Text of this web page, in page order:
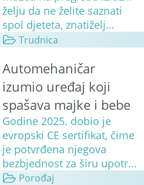
želju da ne želite saznati
spol djeteta, znatiželj...
Trudnica
Automehaničar
izumio uređaj koji
spašava majke i bebe
Godine 2025. dobio je
evropski CE sertifikat, čime
je potvrđena njegova
bezbjednost za širu upotr...
Porođaj